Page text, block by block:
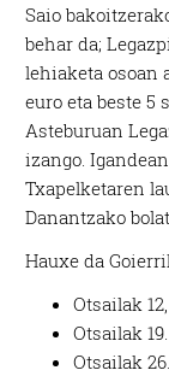
Saio
behar da;
lehiaketa osoan
euro eta beste 5
Asteburuan
izango.
Txapelketaren
Danantzako
Hauxe da
Otsailak
Otsailak
Otsailak